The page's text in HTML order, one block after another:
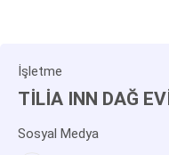
İşletme
TİLİA INN DAĞ EVİ
Sosyal Medya